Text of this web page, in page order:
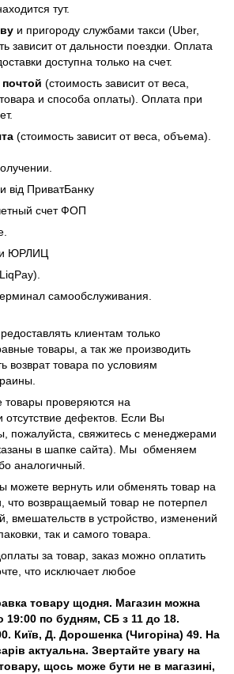
тут.
и пригороду службами такси (Uber,
зависит от дальности поездки. Оплата
доступна только на счет.
(стоимость зависит от веса,
и способа оплаты). Оплата при
(стоимость зависит от веса, объема).
від ПриватБанку
счет ФОП
ЮРЛИЦ
самообслуживания.
клиентам только
товары, а так же производить
возврат товара по условиям
товары проверяются на
отсутствие дефектов. Если Вы
пожалуйста, свяжитесь с менеджерами
в шапке сайта). Мы обменяем
аналогичный.
можете вернуть или обменять товар на
что возвращаемый товар не потерпел
вмешательств в устройство, изменений
так и самого товара.
за товар, заказ можно оплатить
что исключает любое
товару щодня. Магазин можна
19:00 по будням, СБ з 11 до 18.
Київ, Д. Дорошенка (Чигоріна) 49. На
актуальна. Звертайте увагу на
щось може бути не в магазині,